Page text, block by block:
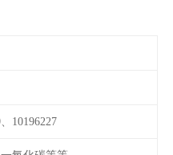
10196227